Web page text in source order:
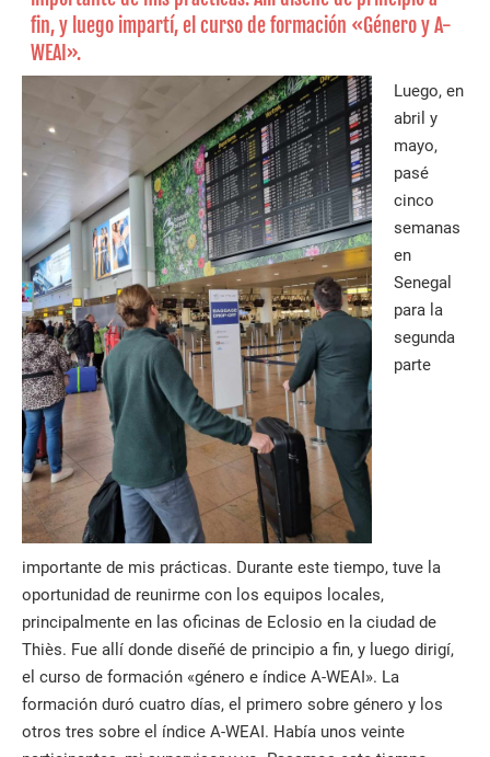
fin, y luego impartí, el curso de formación «Género y A-
WEAI».
Luego, en
abril y
mayo,
pasé
cinco
semanas
en
Senegal
para la
segunda
parte
importante de mis prácticas. Durante este tiempo, tuve la
oportunidad de reunirme con los equipos locales,
principalmente en las oficinas de Eclosio en la ciudad de
Thiès. Fue allí donde diseñé de principio a fin, y luego dirigí,
el curso de formación «género e índice A-WEAI». La
formación duró cuatro días, el primero sobre género y los
otros tres sobre el índice A-WEAI. Había unos veinte